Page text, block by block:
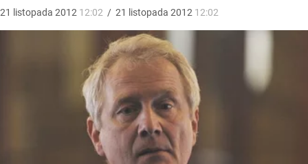
21 listopada 2012 12:02 / 21 listopada 2012 12:02